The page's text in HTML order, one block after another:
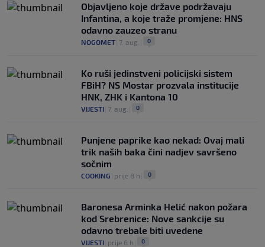
Objavljeno koje države podržavaju
Infantina, a koje traže promjene: HNS
odavno zauzeo stranu
NOGOMET 7. aug. 0
Ko ruši jedinstveni policijski sistem
FBiH? NS Mostar prozvala institucije
HNK, ZHK i Kantona 10
VIJESTI 7. aug. 0
Punjene paprike kao nekad: Ovaj mali
trik naših baka čini nadjev savršeno
sočnim
COOKING prije 8 h 0
Baronesa Arminka Helić nakon požara
kod Srebrenice: Nove sankcije su
odavno trebale biti uvedene
VIJESTI prije 6 h 0